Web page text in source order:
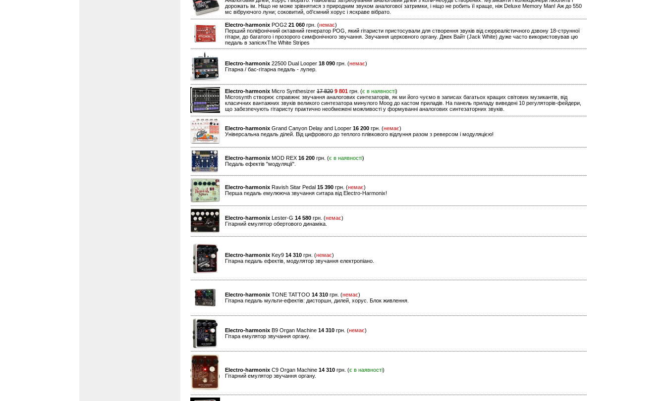
дорожать ім. Ніщо не може зрівнятися з природним звуком аналогової затримки, і ніщо не робить її краще, ніж Deluxe Memory Man! Аж до 550
мс вібруючого луни; соковитий, об'ємний хорус і яскраве вібрато.
Electro-harmonix POG2 21 060 грн. (немає)
Перший поліфонічний октавний генератор POG, який гітаристи пристосували для створення звуків від сюрреалістичного дзвону 18-струнної
гітари, до багатого і прозорого симфонічного звучання. Звучання церковного органу. Джек Вайт (Jack White) дуже часто використовував цю
педаль в запісяхThe White Stripes
Electro-harmonix 22500 Dual Looper 18 090 грн. (немає)
Гітарна / бас-гітарна педаль - лупер.
Electro-harmonix Micro Synthesizer 17 820 9 801 грн. (є в наявності)
Microsynth створює справжнє звучання аналогових синтезаторів, як ми його чуємо в записах багатьох кращих світових музикантів, від
класичних вантажних звуків великого синтезатора минулого Moog до кастом приладів. На панель приладу виведені 10 регуляторів-фейдери,
що забезпечують гітаристу практично необмежені можливості у формуванні аналогових синтезаторних звуків.
Electro-harmonix Grand Canyon Delay and Looper 16 200 грн. (немає)
Універсальна педаль ділей. Від цифрового до теплого плівкового відлуння разом з реверсом і модуляцією!
Electro-harmonix MOD REX 16 200 грн. (є в наявності)
Педаль ефектів "модуляції".
Electro-harmonix Ravish Sitar Pedal 15 390 грн. (немає)
Перша педаль емулююча звучання ситара від Electro-Harmonix!
Electro-harmonix Lester-G 14 580 грн. (немає)
Гітарний емулятор обертового динаміка.
Electro-harmonix Key9 14 310 грн. (немає)
Гітарна педаль ефектів, модулятор звучання електропіано.
Electro-harmonix TONE TATTOO 14 310 грн. (немає)
Гітарна педаль мульти-ефектів: дисторшн, дилей, хорус. Блок живлення.
Electro-harmonix B9 Organ Machine 14 310 грн. (немає)
Гітара емулятор звучання органу.
Electro-harmonix C9 Organ Machine 14 310 грн. (є в наявності)
Гітарний емулятор звучання органу.